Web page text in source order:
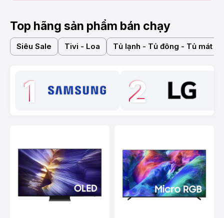
Top hãng sản phẩm bán chạy
Siêu Sale Tivi - Loa Tủ lạnh - Tủ đông - Tủ mát
1 2